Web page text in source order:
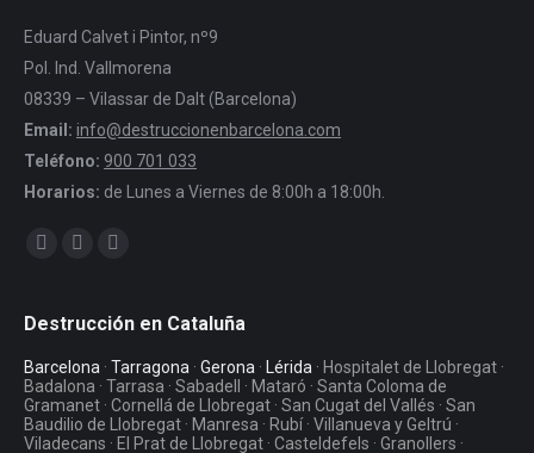
Eduard Calvet i Pintor, nº9
Pol. Ind. Vallmorena
08339 – Vilassar de Dalt (Barcelona)
Email: info@destruccionenbarcelona.com
Teléfono: 900 701 033
Horarios: de Lunes a Viernes de 8:00h a 18:00h.
Encuéntranos en:
Destrucción en Cataluña
Barcelona · Tarragona · Gerona · Lérida · Hospitalet de Llobregat ·
Badalona · Tarrasa · Sabadell · Mataró · Santa Coloma de
Gramanet · Cornellá de Llobregat · San Cugat del Vallés · San
Baudilio de Llobregat · Manresa · Rubí · Villanueva y Geltrú ·
Viladecans · El Prat de Llobregat · Casteldefels · Granollers ·